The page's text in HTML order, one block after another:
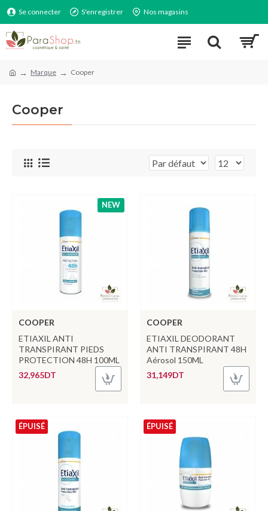
Se connecter S'enregistrer Nos magasins
Marque Cooper
Cooper
NEW
COOPER
ETIAXIL ANTI
TRANSPIRANT PIEDS
PROTECTION 48H 100ML
32,965DT
COOPER
ETIAXIL DEODORANT
ANTI TRANSPIRANT 48H
Aérosol 150ML
31,149DT
ÉPUISÉ ÉPUISÉ